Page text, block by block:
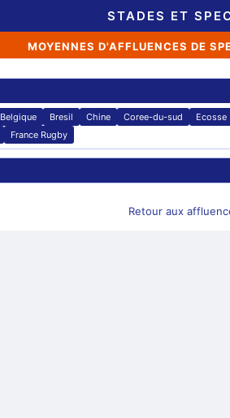
STADES ET
MOYENNES D'AFFLUENCES DE
Belgique Bresil Chine Coree-du-sud Ecosse
France Rugby
Retour aux